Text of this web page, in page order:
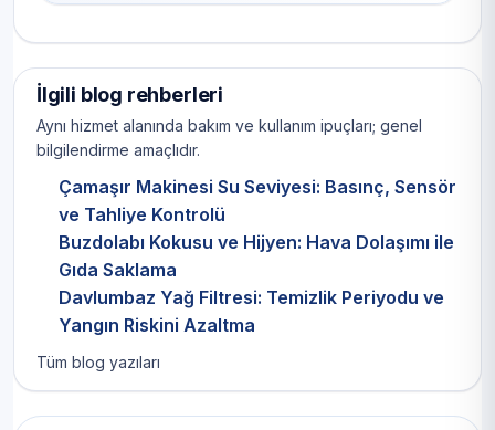
İlgili blog rehberleri
Aynı hizmet alanında bakım ve kullanım ipuçları; genel
bilgilendirme amaçlıdır.
Çamaşır Makinesi Su Seviyesi: Basınç, Sensör
ve Tahliye Kontrolü
Buzdolabı Kokusu ve Hijyen: Hava Dolaşımı ile
Gıda Saklama
Davlumbaz Yağ Filtresi: Temizlik Periyodu ve
Yangın Riskini Azaltma
Tüm blog yazıları